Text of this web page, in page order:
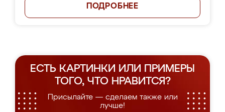
ПОДРОБНЕЕ
ЕСТЬ КАРТИНКИ ИЛИ ПРИМЕРЫ
ТОГО, ЧТО НРАВИТСЯ?
Присылайте — сделаем также или
лучше!